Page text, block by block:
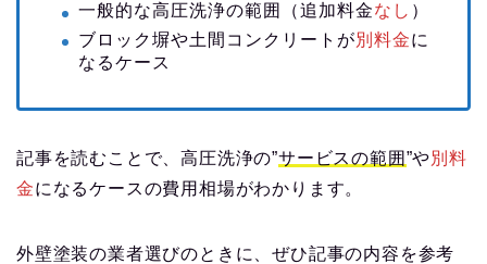
一般的な高圧洗浄の範囲（追加料金なし ）
ブロック塀や土間コンクリートが別料金に
なるケース
記事を読むことで、高圧洗浄の”サービスの範囲 ”や別料
金になるケースの費用相場がわかります。
外壁塗装の業者選びのときに、ぜひ記事の内容を参考